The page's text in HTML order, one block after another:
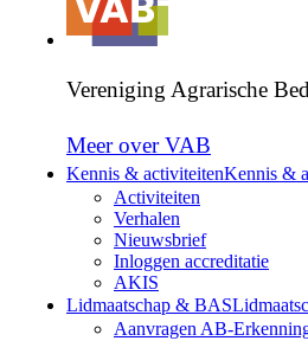
Vereniging Agrarische
Meer over VAB
Kennis & activiteitenKennis &
Activiteiten
Verhalen
Nieuwsbrief
Inloggen accreditatie
AKIS
Lidmaatschap & BAS
Aanvragen AB-